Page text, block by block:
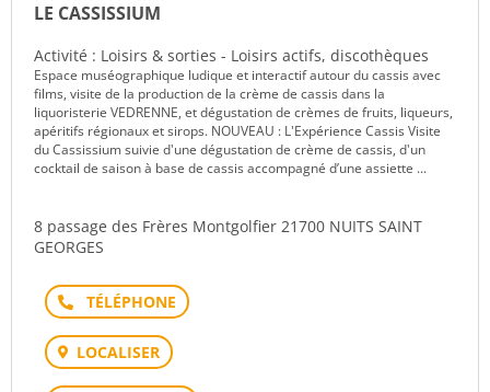
LE CASSISSIUM
Activité : Loisirs & sorties - Loisirs actifs, discothèques
Espace muséographique ludique et interactif autour du cassis avec
films, visite de la production de la crème de cassis dans la
liquoristerie VEDRENNE, et dégustation de crèmes de fruits, liqueurs,
apéritifs régionaux et sirops. NOUVEAU : L'Expérience Cassis Visite
du Cassissium suivie d'une dégustation de crème de cassis, d'un
cocktail de saison à base de cassis accompagné d’une assiette ...
8 passage des Frères Montgolfier 21700 NUITS SAINT
GEORGES
Téléphone
LOCALISER